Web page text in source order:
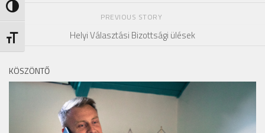
Nagy kontraszt váltása
Betűméret váltása
PREVIOUS STORY
Helyi Választási Bizottsági ülések
KÖSZÖNTŐ